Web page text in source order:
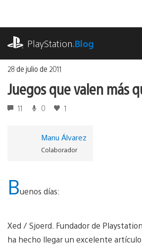
contenido
PlayStation.Blog
28 de julio de 2011
Juegos que valen más
11 0 1
Manu Álvarez
Colaborador
Buenos días:
Xed / Sjoerd. Fundador de
ha hecho llegar un excelente artículo